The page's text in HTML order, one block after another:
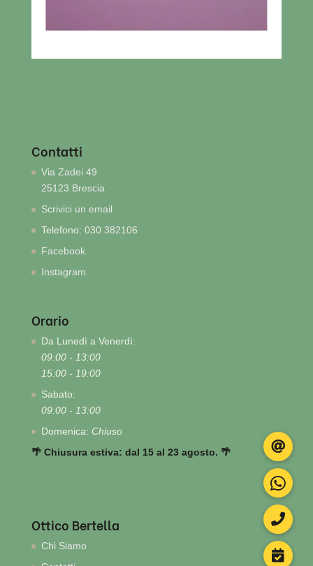
Contatti
Via Zadei 49
25123 Brescia
Scrivici un email
Telefono: 030 382106
Facebook
Instagram
Orario
Da Lunedì a Venerdì:
09:00 - 13:00
15:00 - 19:00
Sabato:
09:00 - 13:00
Domenica: Chiuso
🌴 Chiusura estiva: dal 15 al 23 agosto. 🌴
Ottico Bertella
Chi Siamo